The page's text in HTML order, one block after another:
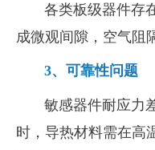
各类板级器件存
成微观间隙，空气阻
3、可靠性问题
敏感器件耐应力
时，导热材料需在高